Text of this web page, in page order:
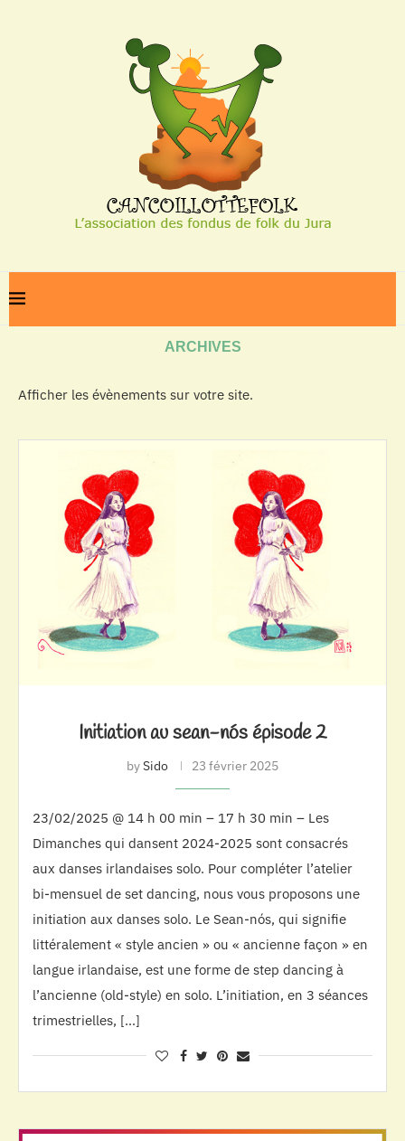
ARCHIVES
Afficher les évènements sur votre site.
Initiation au sean-nós épisode 2
bySido 23 février 2025
23/02/2025 @ 14 h 00 min – 17 h 30 min – Les
Dimanches qui dansent 2024-2025 sont consacrés
aux danses irlandaises solo. Pour compléter l’atelier
bi-mensuel de set dancing, nous vous proposons une
initiation aux danses solo. Le Sean-nós, qui signifie
littéralement « style ancien » ou « ancienne façon » en
langue irlandaise, est une forme de step dancing à
l’ancienne (old-style) en solo. L’initiation, en 3 séances
trimestrielles, […]